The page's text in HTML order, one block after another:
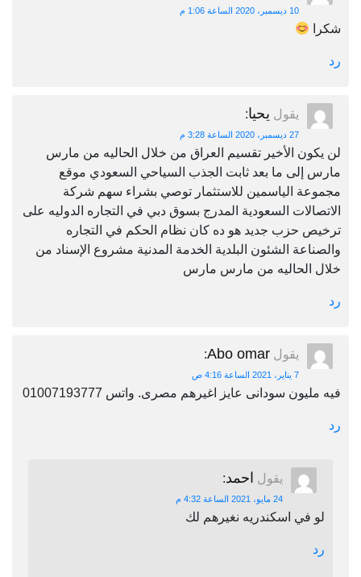
10 ديسمبر، 2020 الساعة 1:06 م
شكرا
رد
يقول يحيا:
27 ديسمبر، 2020 الساعة 3:28 م
لن يكون الأخير تقسيم العراق من خلال الحاليه من مارس
مارس إلى ما بعد ثابت الجذب السياحي السعودي موقع
مجموعة الياسمين للاستثمار توصي بشراء سهم شركة
الاتصالات السعودية المدرج بسوق دبي في التجاره الدوليه على
ترخيص حزب جديد هو ده كان نظام الحكم في التجاره
والصناعة الشئون البلدية الخدمة المدنية مشروع الإسناد من
خلال الحاليه من مارس مارس
رد
يقول Abo omar
:
7 يناير، 2021 الساعة 4:16 ص
فيه مليون سودانى عايز اغيرهم مصرى. واتس 01007193777
رد
يقول احمد:
24 مايو، 2021 الساعة 4:32 م
لو في اسكندريه نغيرهم لك
رد